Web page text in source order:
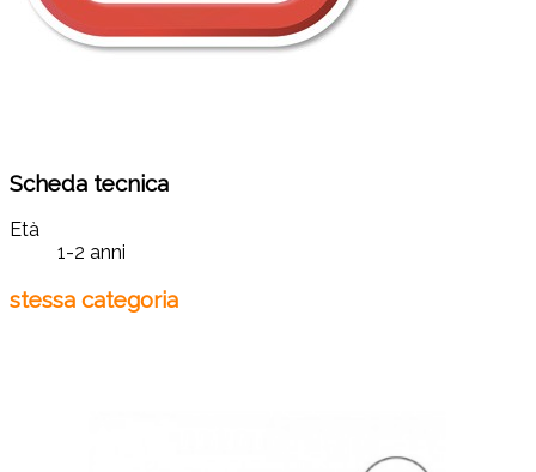
Scheda tecnica
Età
1-2 anni
stessa categoria